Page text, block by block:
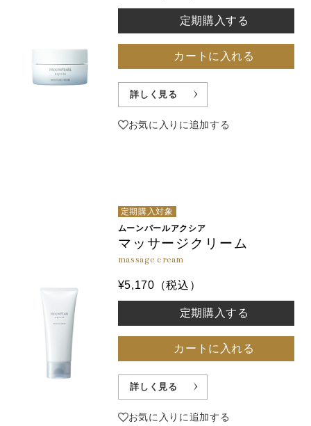
定期購入する
カートに入れる
詳しく見る
お気に入りに追加する
定期購入対象
ムーンパールアクシア
マッサージクリーム
massage cream
¥5,170（税込）
定期購入する
カートに入れる
詳しく見る
お気に入りに追加する